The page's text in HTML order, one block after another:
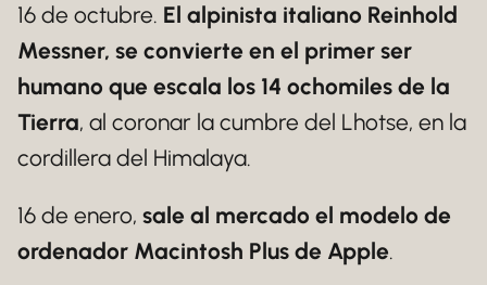
16 de octubre. El alpinista italiano Reinhold
Messner, se convierte en el primer ser
humano que escala los 14 ochomiles de la
Tierra, al coronar la cumbre del Lhotse, en la
cordillera del Himalaya.
16 de enero, sale al mercado el modelo de
ordenador Macintosh Plus de Apple.